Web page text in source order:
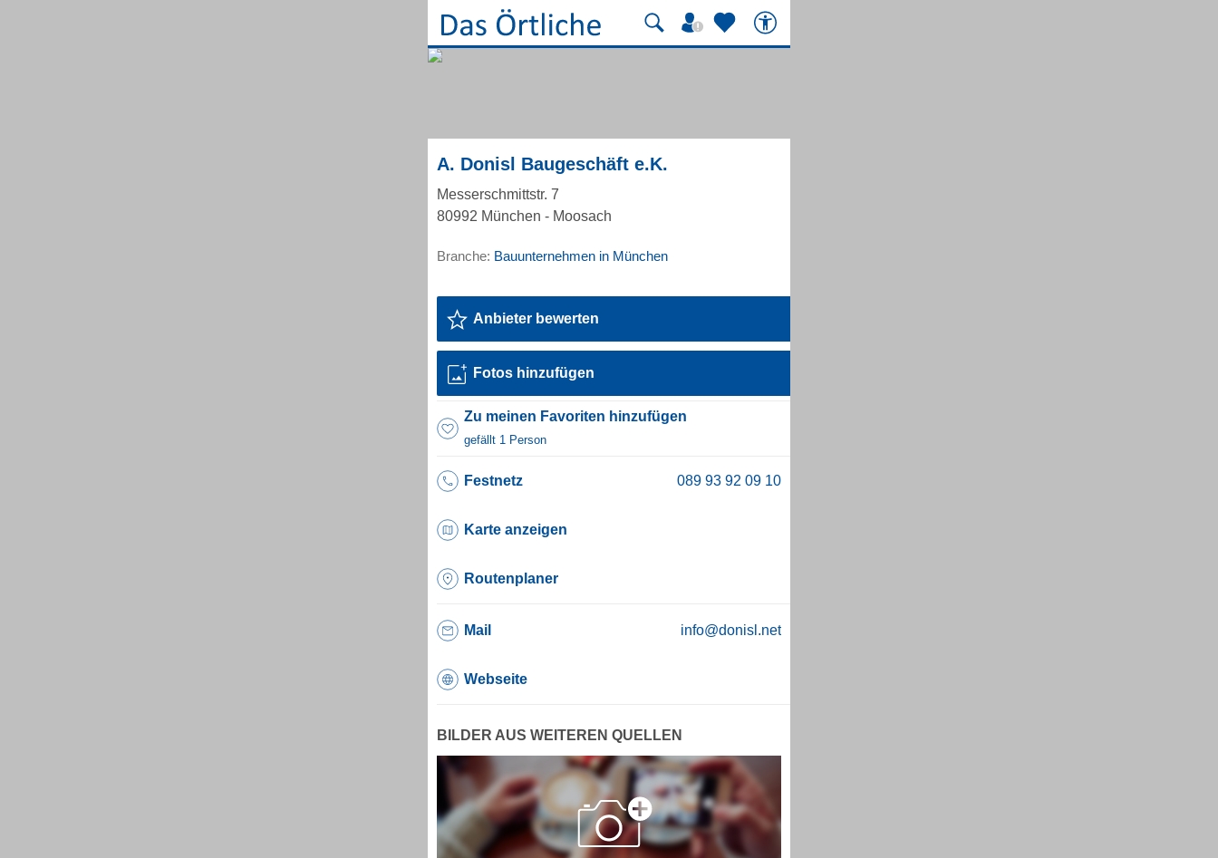
A. Donisl Baugeschäft e.K.
Messerschmittstr. 7
80992 München - Moosach
Branche: Bauunternehmen in München
Anbieter bewerten
Fotos hinzufügen
Zu meinen Favoriten hinzufügen
gefällt 1 Person
Festnetz
Karte anzeigen
Routenplaner
Mail info@donisl.net
Webseite
BILDER AUS WEITEREN QUELLEN